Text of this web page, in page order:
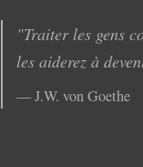
"Traiter les gens
les aiderez à
— J.W. von Goethe